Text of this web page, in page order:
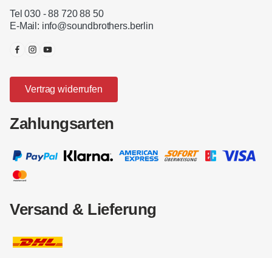
Tel 030 - 88 720 88 50
E-Mail: info@soundbrothers.berlin
Vertrag widerrufen
Zahlungsarten
Versand & Lieferung